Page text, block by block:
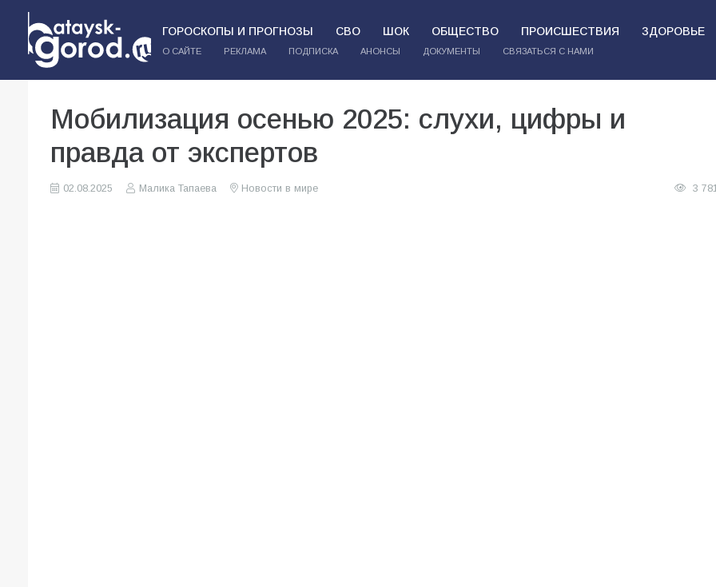
ГОРОСКОПЫ И ПРОГНОЗЫ СВО ШОК ОБЩЕСТВО ПРОИСШЕСТВИЯ ЗДОРОВЬЕ
О САЙТЕ РЕКЛАМА ПОДПИСКА АНОНСЫ ДОКУМЕНТЫ СВЯЗАТЬСЯ С НАМИ
Мобилизация осенью 2025: слухи, цифры и
правда от экспертов
02.08.2025 Малика Тапаева Новости в мире 3